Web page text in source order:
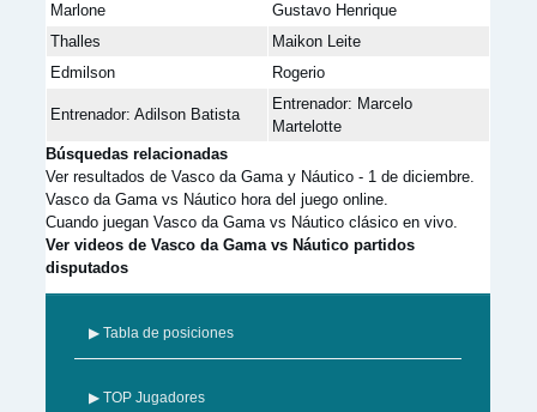
Marlone
Gustavo Henrique
Thalles
Maikon Leite
Edmilson
Rogerio
Entrenador: Adilson Batista
Entrenador: Marcelo
Martelotte
Búsquedas relacionadas
Ver resultados de Vasco da Gama y Náutico - 1 de diciembre.
Vasco da Gama vs Náutico hora del juego online.
Cuando juegan Vasco da Gama vs Náutico clásico en vivo.
Ver videos de Vasco da Gama vs Náutico partidos
disputados
▶ Tabla de posiciones
▶ TOP Jugadores